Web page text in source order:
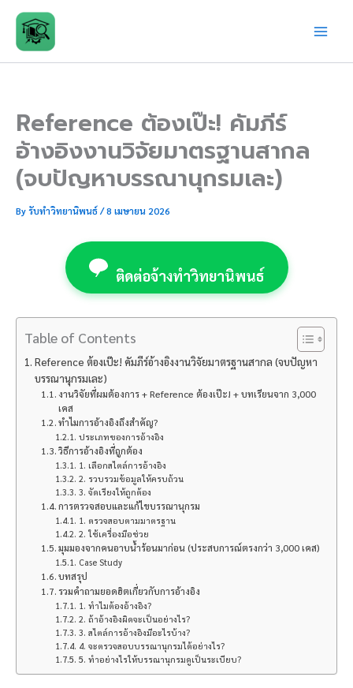
content
Reference ต้องเป๊ะ! คัมภีร์
อ้างอิงงานวิจัยมาตรฐานสากล
(จบปัญหาบรรณานุกรมเละ)
Byรับทำวิทยานิพนธ์/8 เมษายน 2026
ติดต่อจ้างทำวิทยานิพนธ์
Table of Contents
Reference ต้องเป๊ะ! คัมภีร์อ้างอิงงานวิจัยมาตรฐานสากล (จบปัญหา
บรรณานุกรมเละ)
งานวิจัยที่ผมต้องการ + Reference ต้องเป๊ะ! + บทเรียนจาก 3,000
เคส
ทำไมการอ้างอิงถึงสำคัญ?
ประเภทของการอ้างอิง
วิธีการอ้างอิงที่ถูกต้อง
1. เลือกสไตล์การอ้างอิง
2. รวบรวมข้อมูลให้ครบถ้วน
3. จัดเรียงให้ถูกต้อง
การตรวจสอบและแก้ไขบรรณานุกรม
1. ตรวจสอบตามมาตรฐาน
2. ใช้เครื่องมือช่วย
มุมมองจากคนอาบน้ำร้อนมาก่อน (ประสบการณ์ตรงกว่า 3,000 เคส)
Case Study
บทสรุป
รวมคำถามยอดฮิตเกี่ยวกับการอ้างอิง
1. ทำไมต้องอ้างอิง?
2. ถ้าอ้างอิงผิดจะเป็นอย่างไร?
3. สไตล์การอ้างอิงมีอะไรบ้าง?
4. จะตรวจสอบบรรณานุกรมได้อย่างไร?
5. ทำอย่างไรให้บรรณานุกรมดูเป็นระเบียบ?